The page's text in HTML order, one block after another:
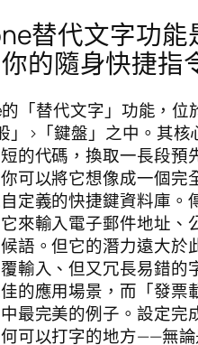
替代文字功能
的隨身快捷指
「替代文字」功能，位
」>「鍵盤」之中。其核
短的代碼，換取一長段預
可以將它想像成一個完
定義的快捷鍵資料庫。
來輸入電子郵件地址、
語。但它的潛力遠大於
輸入、但又冗長易錯的
的應用場景，而「發票
最完美的例子。設定完
可以打字的地方——無